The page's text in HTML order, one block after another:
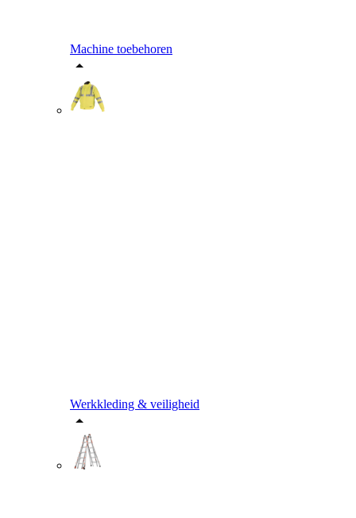
Machine toebehoren
Werkkleding & veiligheid